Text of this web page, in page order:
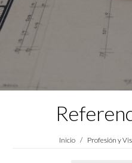
Inicio Profesión y